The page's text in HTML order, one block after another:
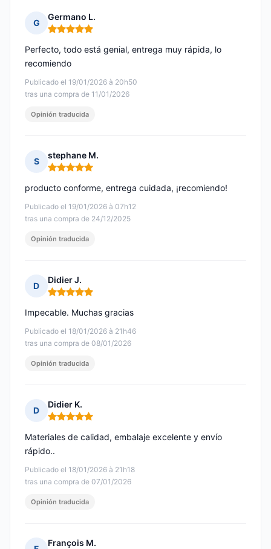
G
Germano L.
Nota: 5 de 5
Publicado el 19/01/2026 à 20h50
tras una compra de 11/01/2026
Perfecto, todo está genial, entrega muy rápida, lo
recomiendo
Opinión traducida
S
stephane M.
Nota: 5 de 5
Publicado el 19/01/2026 à 07h12
tras una compra de 24/12/2025
producto conforme, entrega cuidada, ¡recomiendo!
Opinión traducida
D
Didier J.
Nota: 5 de 5
Publicado el 18/01/2026 à 21h46
tras una compra de 08/01/2026
Impecable. Muchas gracias
Opinión traducida
D
Didier K.
Nota: 5 de 5
Publicado el 18/01/2026 à 21h18
tras una compra de 07/01/2026
Materiales de calidad, embalaje excelente y envío
rápido..
Opinión traducida
François M.